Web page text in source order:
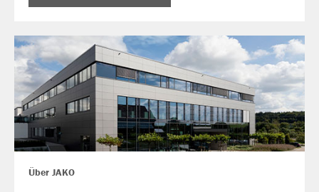
Über JAKO